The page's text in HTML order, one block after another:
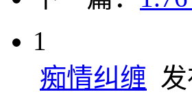
1
痴情纠缠